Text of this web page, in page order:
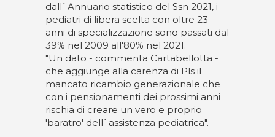
dall`Annuario statistico del Ssn 2021, i
pediatri di libera scelta con oltre 23
anni di specializzazione sono passati dal
39% nel 2009 all'80% nel 2021.
"Un dato - commenta Cartabellotta -
che aggiunge alla carenza di Pls il
mancato ricambio generazionale che
con i pensionamenti dei prossimi anni
rischia di creare un vero e proprio
'baratro' dell`assistenza pediatrica".